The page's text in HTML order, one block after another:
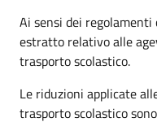
Ai sensi dei
estratto relativo alle
trasporto scolastico.
Le riduzioni applicate
trasporto scolastico